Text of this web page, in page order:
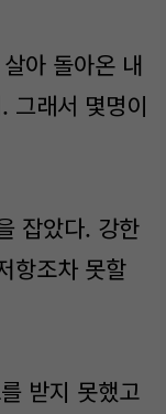
아 돌아온 내
그래서 몇명이
잡았다. 강한
항조차 못할
받지 못했고